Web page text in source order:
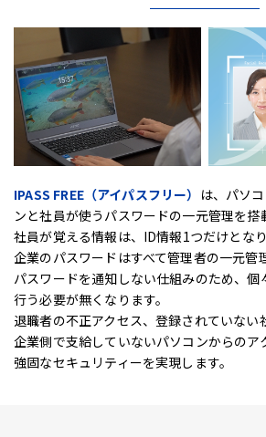
IPASS FREE（アイパスフリー） は、 パソ
ンと社員が使うパスワードの一元管理を搭
社員が覚える情報は、ID情報1つだけとなり
企業のパスワードはすべて管理者の一元管
パスワードを通知しない仕組みのため、個
行う必要が無くなります。
退職者の不正アクセス、登録されていない
企業側で支給していないパソコンからのア
強固なセキュリティーを実現します。